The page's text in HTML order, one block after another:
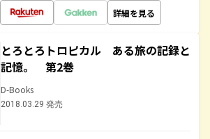
詳細を見る
とろとろトロピカル ある旅の記録と
記憶。 第2巻
D-Books
2018.03.29 発売